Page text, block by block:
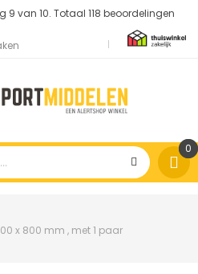
9 van 10. Totaal 118 beoordelingen
0
x 800 mm , met 1 paar